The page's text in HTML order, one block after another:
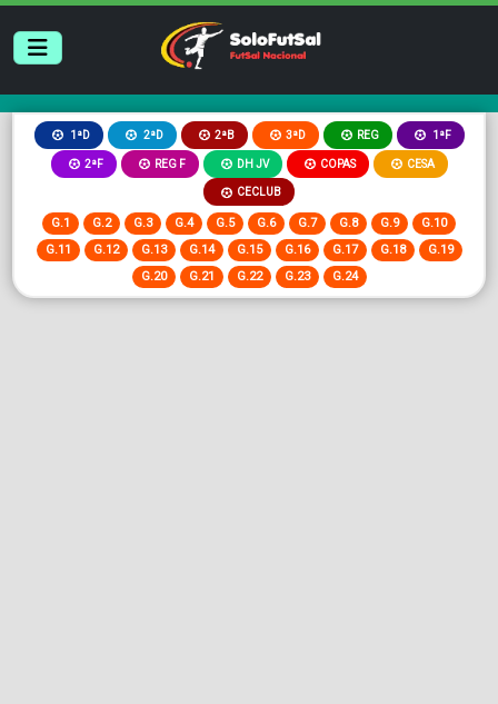
1ªD 2ªD 2ªB 3ªD REG 1ªF
2ªF REG F DH JV COPAS CESA
CECLUB
G.1 G.2 G.3 G.4 G.5 G.6 G.7 G.8 G.9
G.10
G.11
G.12 G.13 G.14 G.15 G.16 G.17 G.18
G.19
G.20
G.21 G.22 G.23 G.24